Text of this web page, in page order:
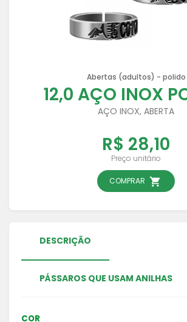
Abertas (adultos) - polido
12,0 AÇO INOX
AÇO INOX, ABERTA
R$ 28,10
Preço unitário
COMPRAR
DESCRIÇÃO
PÁSSAROS QUE USAM ANILHAS
COR